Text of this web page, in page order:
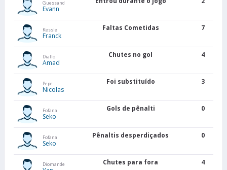
Guessand
Evann
Kessie
Franck
Faltas Cometidas 7
Diallo
Amad
Chutes no gol 4
Pepe
Nicolas
Foi substituído 3
Fofana
Seko
Gols de pênalti 0
Fofana
Seko
Pênaltis desperdiçados 0
Diomande Chutes para fora 4